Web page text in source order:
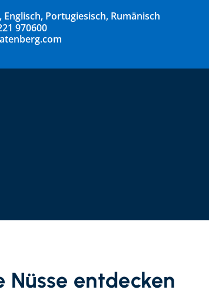
Englisch, Portugiesisch, Rumänisch
970600
Nüsse entdecken